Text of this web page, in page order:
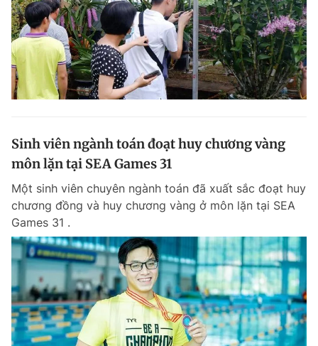
Sinh viên ngành toán đoạt huy chương vàng
môn lặn tại SEA Games 31
Một sinh viên chuyên ngành toán đã xuất sắc đoạt huy
chương đồng và huy chương vàng ở môn lặn tại SEA
Games 31 .